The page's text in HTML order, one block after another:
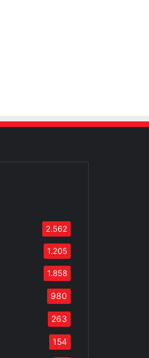
2.562
1.205
1.858
980
263
154